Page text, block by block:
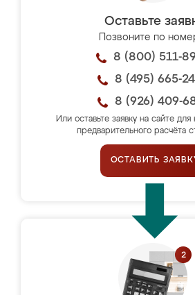
Оставьте
Позвоните по
8 (800) 511-
8 (495) 665-
8 (926) 409-
Или оставьте заявку на сайте для
предварительного расчёта
ОСТАВИТЬ